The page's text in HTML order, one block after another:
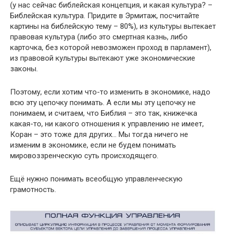
(у нас сейчас библейская концепция, и какая культура? –
Библейская культура. Придите в Эрмитаж, посчитайте
картины на библейскую тему – 80%), из культуры вытекает
правовая культура (либо это смертная казнь, либо
карточка, без которой невозможен проход в парламент),
из правовой культуры вытекают уже экономические
законы.
Поэтому, если хотим что-то изменить в экономике, надо
всю эту цепочку понимать. А если мы эту цепочку не
понимаем, и считаем, что Библия – это так, книжечка
какая-то, ни какого отношения к управлению не имеет,
Коран – это тоже для других… Мы тогда ничего не
изменим в экономике, если не будем понимать
мировоззренческую суть происходящего.
Ещё нужно понимать всеобщую управленческую
грамотность.